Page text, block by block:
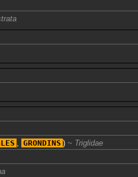
, GRONDINS )
Triglidae